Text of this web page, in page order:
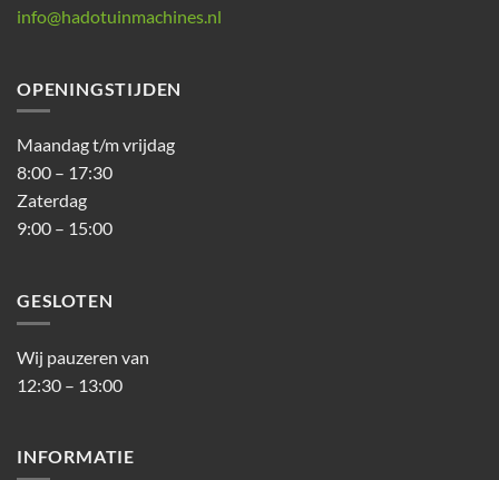
info@hadotuinmachines.nl
OPENINGSTIJDEN
Maandag t/m vrijdag
8:00 – 17:30
Zaterdag
9:00 – 15:00
GESLOTEN
Wij pauzeren van
12:30 – 13:00
INFORMATIE